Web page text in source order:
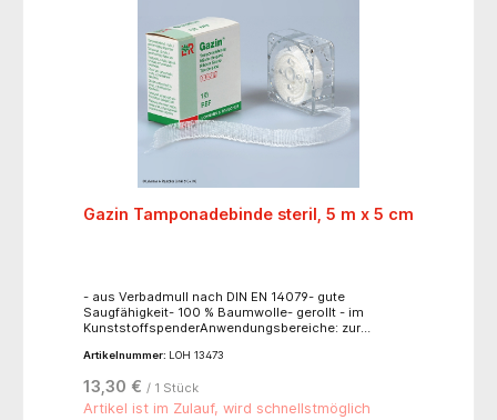
Gazin Tamponadebinde steril, 5 m x 5 cm
- aus Verbadmull nach DIN EN 14079- gute
Saugfähigkeit- 100 % Baumwolle- gerollt - im
KunststoffspenderAnwendungsbereiche: zur
bei operativen Eingriffen, zur Tamponade von
Artikelnummer: LOH 13473
13,30 € / 1 Stück
Artikel ist im Zulauf, wird schnellstmöglich